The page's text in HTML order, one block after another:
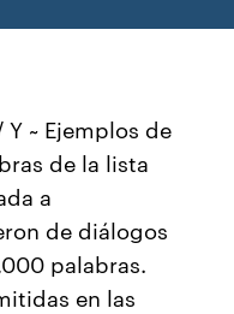
~ Ejemplos de
de la lista
a
de diálogos
palabras.
en las